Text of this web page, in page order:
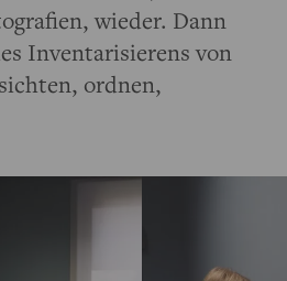
wieder. Dann
Inventarisierens von
ordnen,